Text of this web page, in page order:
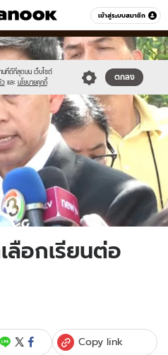
เข้าสู่ระบบสมาชิก
หมวดอื่นๆ
นที่ดีที่สุดบน เว็บไซต์
ว และ นโยบายคุกกี้
ตกลง
623138-
ลือกเรียนต่อ
Copy link